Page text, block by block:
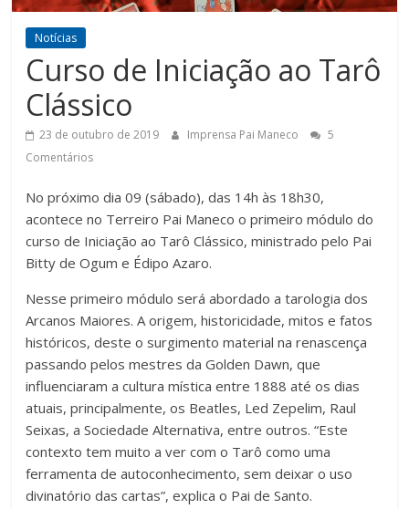
Aço
Notícias
Curso de Iniciação ao Tarô
Clássico
23 de outubro de 2019 Imprensa Pai Maneco
5
Comentários
No próximo dia 09 (sábado), das 14h às 18h30,
acontece no Terreiro Pai Maneco o primeiro módulo do
curso de Iniciação ao Tarô Clássico, ministrado pelo Pai
Bitty de Ogum e Édipo Azaro.
Nesse primeiro módulo será abordado a tarologia dos
Arcanos Maiores. A origem, historicidade, mitos e fatos
históricos, deste o surgimento material na renascença
passando pelos mestres da Golden Dawn, que
influenciaram a cultura mística entre 1888 até os dias
atuais, principalmente, os Beatles, Led Zepelim, Raul
Seixas, a Sociedade Alternativa, entre outros. “Este
contexto tem muito a ver com o Tarô como uma
ferramenta de autoconhecimento, sem deixar o uso
divinatório das cartas”, explica o Pai de Santo.